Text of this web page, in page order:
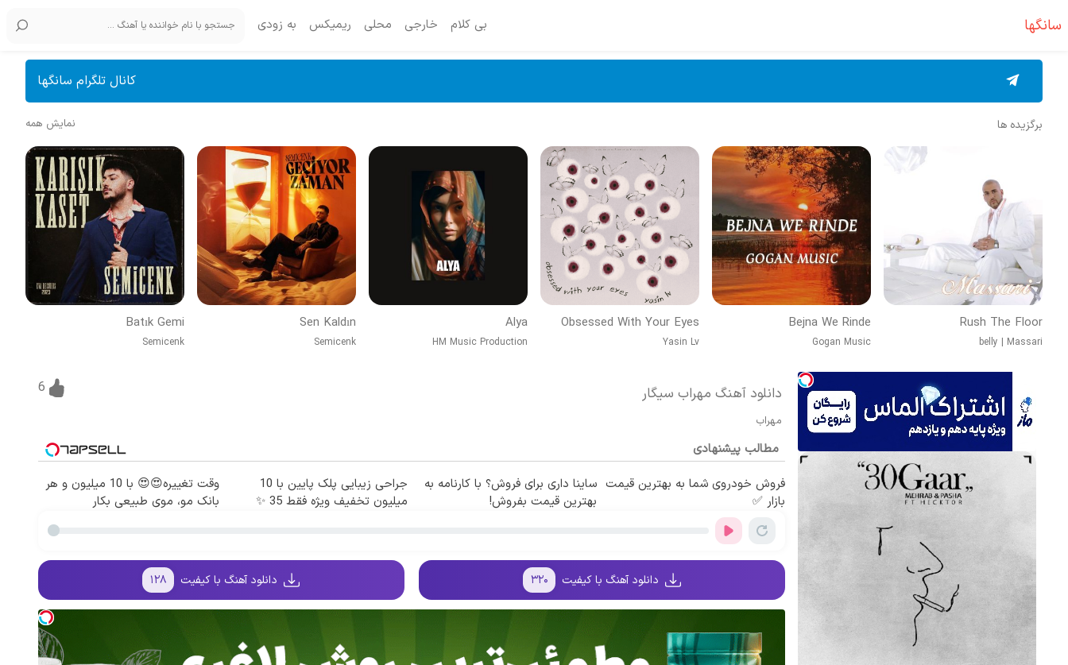
سانگها بی کلام خارجی محلی ریمیکس به زودی
کانال تلگرام سانگها
برگزیده ها نمایش همه
Rush The Floor
belly | Massari
Bejna We Rinde
Gogan Music
Obsessed With Your Eyes
Yasin Lv
Alya
HM Music Production
Sen Kaldın
Semicenk
Batık Gemi
Semicenk
دانلود آهنگ مهراب سیگار
مهراب
6
مطالب پیشنهادی
فروش خودروی شما به بهترین قیمت
بازار ✅
ساینا داری برای فروش؟ با کارنامه به
بهترین قیمت بفروش!
جراحی زیبایی پلک پایین با 10
میلیون تخفیف ویژه فقط 35 ✨
وقت تغییره😍😍 با 10 میلیون و هر
بانک مو، موی طبیعی بکار
دانلود آهنگ با کیفیت ۳۲۰ دانلود آهنگ با کیفیت ۱۲۸